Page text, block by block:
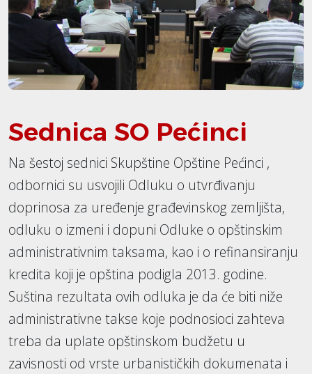
Sednica SO Pećinci
Na šestoj sednici Skupštine Opštine Pećinci ,
odbornici su usvojili Odluku o utvrđivanju
doprinosa za uređenje građevinskog zemljišta,
odluku o izmeni i dopuni Odluke o opštinskim
administrativnim taksama, kao i o refinansiranju
kredita koji je opština podigla 2013. godine.
Suština rezultata ovih odluka je da će biti niže
administrativne takse koje podnosioci zahteva
treba da uplate opštinskom budžetu u
zavisnosti od vrste urbanističkih dokumenata i